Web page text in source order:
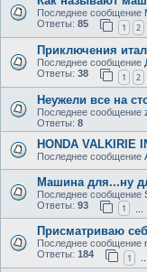
Последнее сообщение
Ответы: 85 1 2
Приключения
Последнее сообщение
Ответы: 38 1 2
Неужели все на
Последнее сообщение
Ответы: 8
HONDA VALKIRIE
Последнее сообщение
Машина для...ну
Последнее сообщение
Ответы: 93 1
Присматриваю
Последнее сообщение
Ответы: 184 1 …